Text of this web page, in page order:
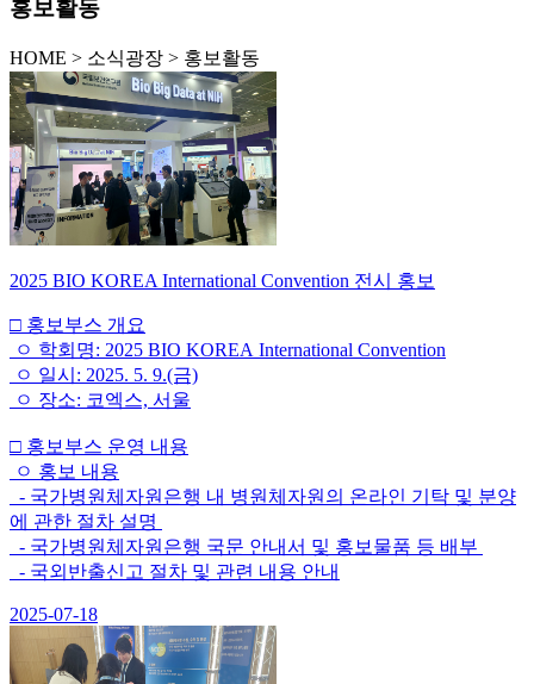
홍보활동
HOME > 소식광장 > 홍보활동
2025 BIO KOREA International Convention 전시 홍보
□ 홍보부스 개요
ㅇ 학회명: 2025 BIO KOREA International Convention
ㅇ 일시: 2025. 5. 9.(금)
ㅇ 장소: 코엑스, 서울
□ 홍보부스 운영 내용
ㅇ 홍보 내용
- 국가병원체자원은행 내 병원체자원의 온라인 기탁 및 분양
에 관한 절차 설명
- 국가병원체자원은행 국문 안내서 및 홍보물품 등 배부
- 국외반출신고 절차 및 관련 내용 안내
2025-07-18